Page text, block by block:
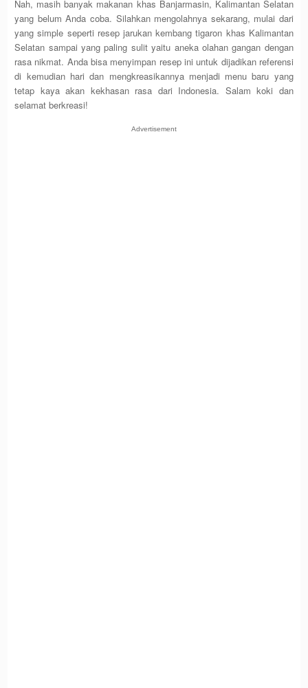
Nah, masih banyak makanan khas Banjarmasin, Kalimantan Selatan
yang belum Anda coba. Silahkan mengolahnya sekarang, mulai dari
yang simple seperti resep jarukan kembang tigaron khas Kalimantan
Selatan sampai yang paling sulit yaitu aneka olahan gangan dengan
rasa nikmat. Anda bisa menyimpan resep ini untuk dijadikan referensi
di kemudian hari dan mengkreasikannya menjadi menu baru yang
tetap kaya akan kekhasan rasa dari Indonesia. Salam koki dan
selamat berkreasi!
Advertisement